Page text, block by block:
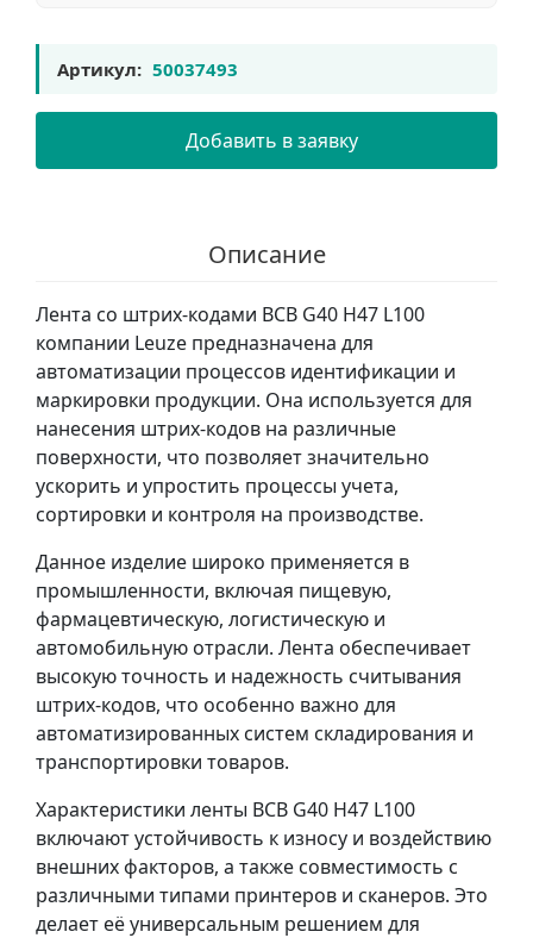
Артикул: 50037493
Добавить в заявку
Описание
Лента со штрих-кодами BCB G40 H47 L100
компании Leuze предназначена для
автоматизации процессов идентификации и
маркировки продукции. Она используется для
нанесения штрих-кодов на различные
поверхности, что позволяет значительно
ускорить и упростить процессы учета,
сортировки и контроля на производстве.
Данное изделие широко применяется в
промышленности, включая пищевую,
фармацевтическую, логистическую и
автомобильную отрасли. Лента обеспечивает
высокую точность и надежность считывания
штрих-кодов, что особенно важно для
автоматизированных систем складирования и
транспортировки товаров.
Характеристики ленты BCB G40 H47 L100
включают устойчивость к износу и воздействию
внешних факторов, а также совместимость с
различными типами принтеров и сканеров. Это
делает её универсальным решением для